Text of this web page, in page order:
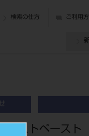
検索の仕方 ご利用
リストペースト